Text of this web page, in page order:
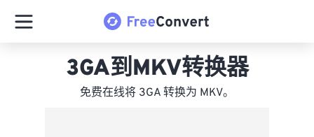
3GA到MKV转换器
免费在线将 3GA 转换为 MKV。